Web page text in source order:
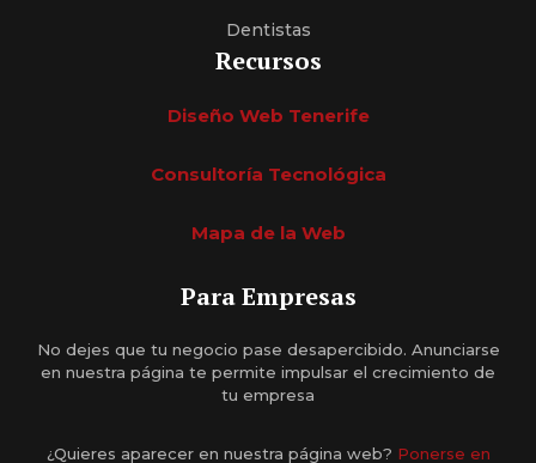
Dentistas
Recursos
Diseño Web Tenerife
Consultoría Tecnológica
Mapa de la Web
Para Empresas
No dejes que tu negocio pase desapercibido. Anunciarse
en nuestra página te permite impulsar el crecimiento de
tu empresa
¿Quieres aparecer en nuestra página web? Ponerse en